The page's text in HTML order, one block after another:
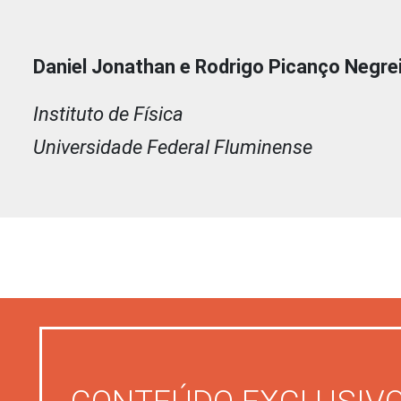
Daniel Jonathan e Rodrigo Picanço
Instituto de Física
Universidade Federal Fluminense